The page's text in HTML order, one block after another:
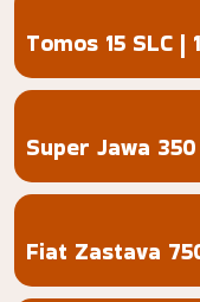
Tomos 15 SLC |
Super Jawa
Fiat Zastava